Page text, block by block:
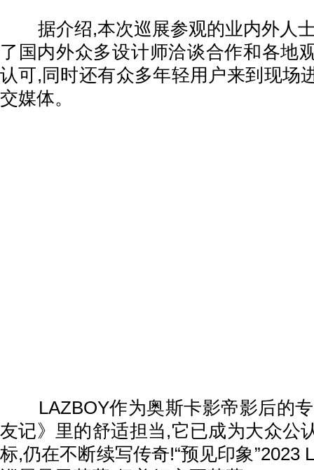
据介绍,本次巡展参观的业内外人
了国内外众多设计师洽谈合作和各地
认可,同时还有众多年轻用户来到现场
交媒体。
LAZBOY作为奥斯卡影帝影后的专
友记》里的舒适担当,它已成为大众公
标,仍在不断续写传奇!“预见印象”2023